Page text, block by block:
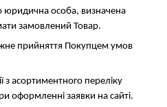
юридична особа, визначена
замовлений Товар.
прийняття Покупцем умов
з асортиментного переліку
оформленні заявки на сайті.